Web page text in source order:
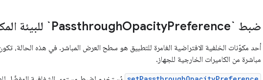
ضبط `Passthrough OpacityPreference` للبيئة المكانية لتطبيقك
أحد مكوّنات الخلفية الافتراضية الغامرة للتطبيق هو سطح العرض المباشر. في هذه الحالة،
مباشرة من الكاميرات الخارجية للجهاز.